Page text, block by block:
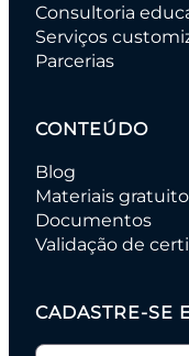
Consultoria
Serviços
Parcerias
CONTEÚDO
Blog
Materiais
Documentos
Validação de
CADASTRE-SE